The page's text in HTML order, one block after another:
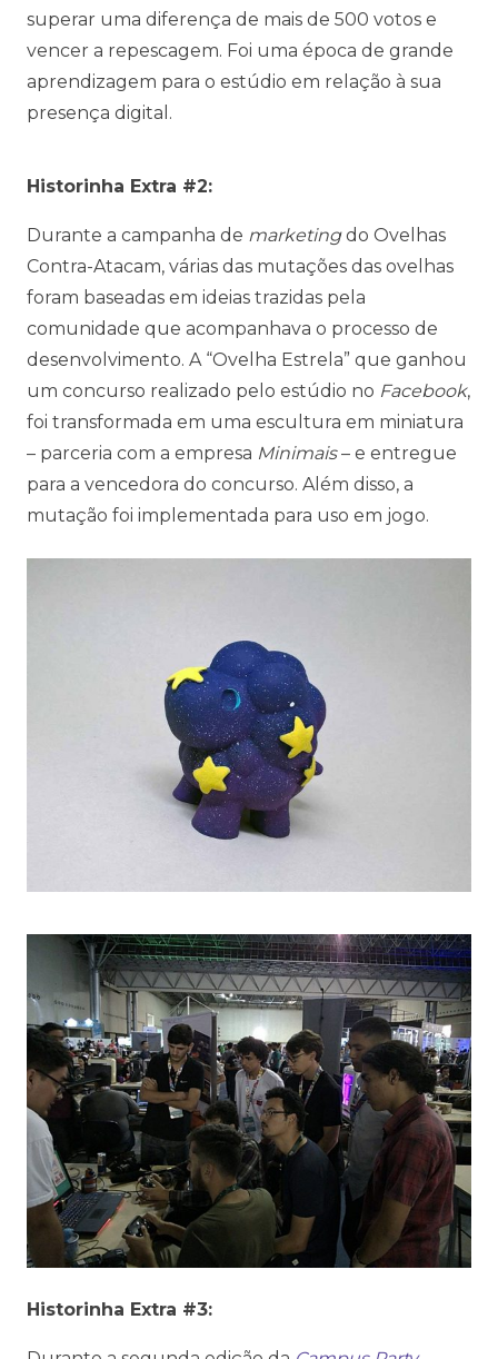
superar uma diferença de mais de 500 votos e
vencer a repescagem. Foi uma época de grande
aprendizagem para o estúdio em relação à sua
presença digital.
Historinha Extra #2:
Durante a campanha de marketingdo Ovelhas
Contra-Atacam, várias das mutações das ovelhas
foram baseadas em ideias trazidas pela
comunidade que acompanhava o processo de
desenvolvimento. A “Ovelha Estrela” que ganhou
um concurso realizado pelo estúdio no Facebook,
foi transformada em uma escultura em miniatura
– parceria com a empresa Minimais– e entregue
para a vencedora do concurso. Além disso, a
mutação foi implementada para uso em jogo.
Historinha Extra #3: